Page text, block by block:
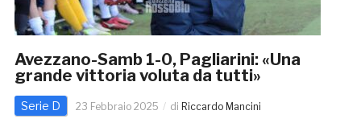
Avezzano-Samb 1-0, Pagliarini: «Una
grande vittoria voluta da tutti»
Serie D 23 Febbraio 2025 di Riccardo Mancini